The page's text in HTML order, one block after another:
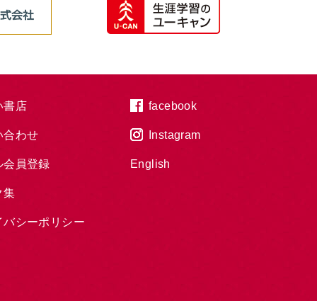
書店
合わせ
会員登録
集
バシーポリシー
facebook
Instagram
English